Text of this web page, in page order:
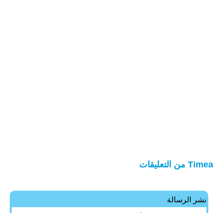
Timea من التعليقات
نشر الرسالة